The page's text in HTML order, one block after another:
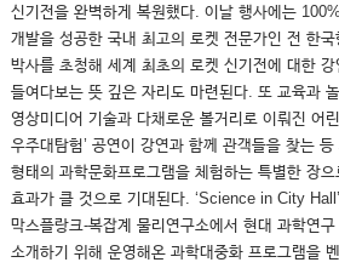
신기전을 완벽하게 복원했다. 이날 행사에는
개발을 성공한 국내 최고의 로켓 전문가인 전 한
박사를 초청해 세계 최초의 로켓 신기전에 대한
들여다보는 뜻 깊은 자리도 마련된다. 또 교육과
영상미디어 기술과 다채로운 볼거리로 이뤄진 어
우주대탐험’ 공연이 강연과 함께 관객들을 찾는
형태의 과학문화프로그램을 체험하는 특별한 장
효과가 클 것으로 기대된다. ‘Science in City
막스플랑크-복잡계 물리연구소에서 현대 과학연구
소개하기 위해 운영해온 과학대중화 프로그램을